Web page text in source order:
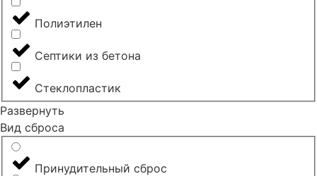
Полиэтилен
Септики из бетона
Стеклопластик
Развернуть
Вид сброса
Принудительный сброс